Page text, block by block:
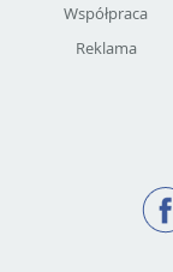
Współpraca
Reklama